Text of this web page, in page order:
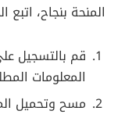
المنحة بنجاح، اتبع
قم بالتسجيل
المعلومات
مسح وتحميل